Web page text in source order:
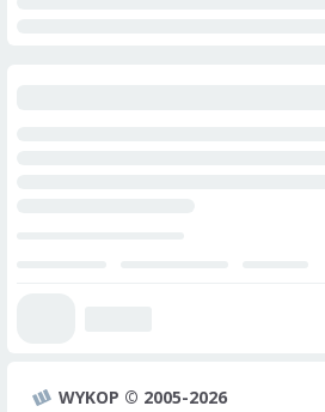
WYKOP © 2005-2026